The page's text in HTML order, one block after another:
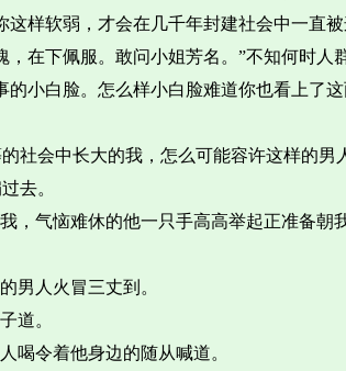
这样软弱，才会在几千年封建社会中一直
，在下佩服。敢问小姐芳名。”不知何时人
的小白脸。怎么样小白脸难道你也看上了
社会中长大的我，怎么可能容许这样的
去。
，气恼难休的他一只手高高举起正准备
男人火冒三丈到。
道。
喝令着他身边的随从喊道。